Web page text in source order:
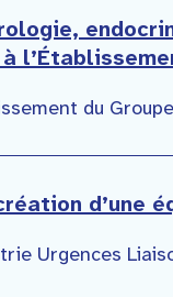
du
d’une
Urgences